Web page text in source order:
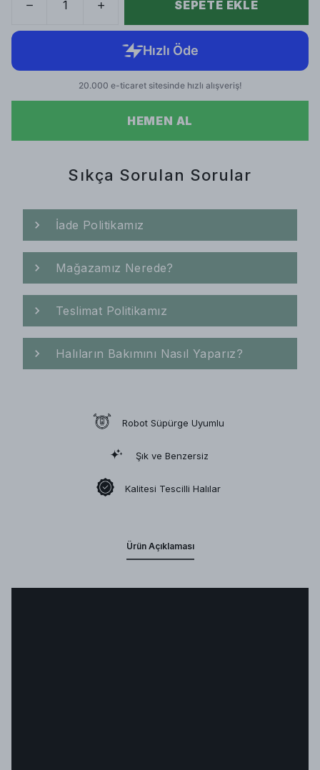
SEPETE EKLE
HEMEN AL
Sıkça Sorulan Sorular
İade Politikamız
Mağazamız Nerede?
Teslimat Politikamız
Halıların Bakımını Nasıl Yaparız?
Robot Süpürge Uyumlu
Şık ve Benzersiz
Kalitesi Tescilli Halılar
Ürün Açıklaması